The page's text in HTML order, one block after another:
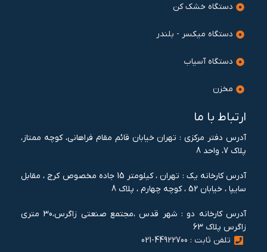
دستگاه خشک کن
دستگاه میکسر - بلندر
دستگاه آسیاب
مخزن
ارتباط با ما
آدرس دفتر مرکزی : تهران خيابان قائم مقام فراهانی، کوچه ممتاز،
پلاک 7، واحد 8
آدرس کارخانه یک : تهران ، کيلومتر 15 جاده مخصوص کرج ، مقابل
سايپا ، خيابان 52 ، کوچه چهارم ، پلاک 8
آدرس کارخانه دو : شهر قدس ،مجتمع صنعتی زاگرس،30 متری
زاگرس پلاک 63
تلفن ثابت : 44922700-021